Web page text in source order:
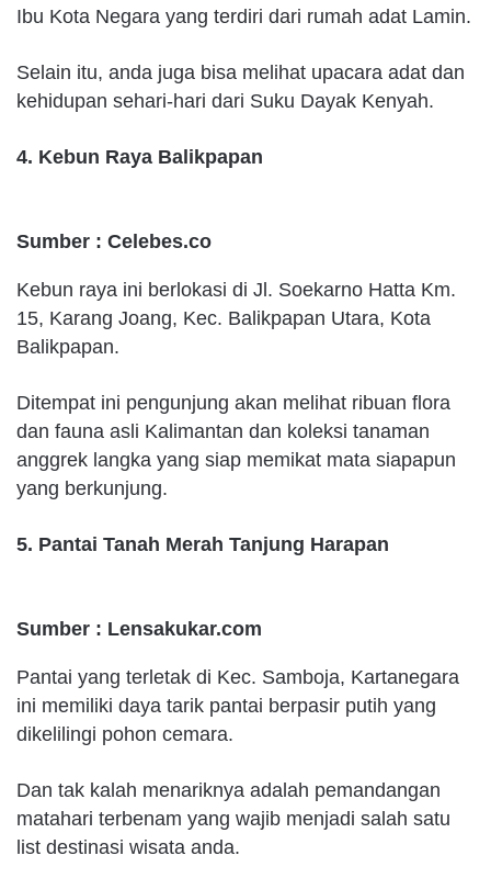
Ibu Kota Negara yang terdiri dari rumah adat Lamin.
Selain itu, anda juga bisa melihat upacara adat dan
kehidupan sehari-hari dari Suku Dayak Kenyah.
4. Kebun Raya Balikpapan
Sumber : Celebes.co
Kebun raya ini berlokasi di Jl. Soekarno Hatta Km.
15, Karang Joang, Kec. Balikpapan Utara, Kota
Balikpapan.
Ditempat ini pengunjung akan melihat ribuan flora
dan fauna asli Kalimantan dan koleksi tanaman
anggrek langka yang siap memikat mata siapapun
yang berkunjung.
5. Pantai Tanah Merah Tanjung Harapan
Sumber : Lensakukar.com
Pantai yang terletak di Kec. Samboja, Kartanegara
ini memiliki daya tarik pantai berpasir putih yang
dikelilingi pohon cemara.
Dan tak kalah menariknya adalah pemandangan
matahari terbenam yang wajib menjadi salah satu
list destinasi wisata anda.